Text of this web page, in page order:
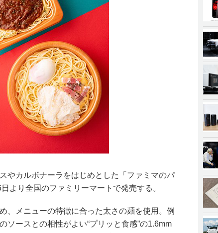
やカルボナーラをはじめとした「ファミマのパ
より全国のファミリーマートで発売する。
、メニューの特徴に合った太さの麺を使用。例
ソースとの相性がよい“プリッと食感”の1.6mm